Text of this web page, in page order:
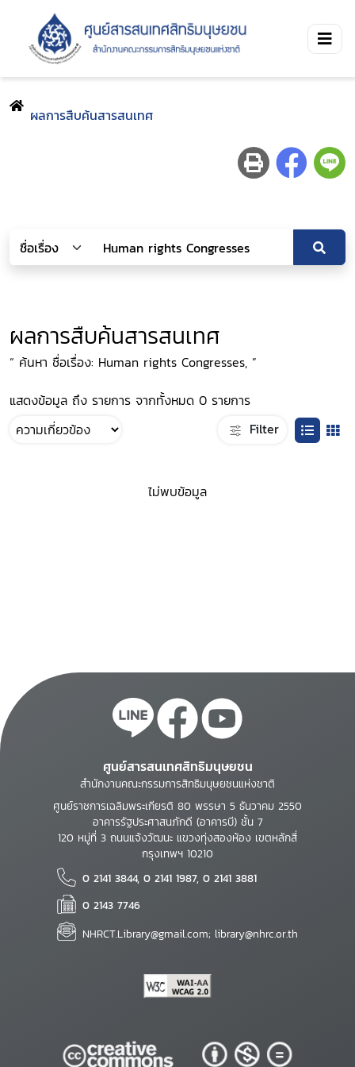
ผลการสืบค้นสารสนเทศ
ผลการสืบค้นสารสนเทศ
“ ค้นหา ชื่อเรื่อง: Human rights Congresses, ”
แสดงข้อมูล ถึง รายการ จากทั้งหมด 0 รายการ
Filter
ไม่พบข้อมูล
ศูนย์สารสนเทศสิทธิมนุษยชน
สำนักงานคณะกรรมการสิทธิมนุษยชนแห่งชาติ
ศูนย์ราชการเฉลิมพระเกียรติ 80 พรรษา 5 ธันวาคม 2550
อาคารรัฐประศาสนภักดี (อาคารบี) ชั้น 7
120 หมู่ที่ 3 ถนนแจ้งวัฒนะ แขวงทุ่งสองห้อง เขตหลักสี่
กรุงเทพฯ 10210
0 2141 3844, 0 2141 1987, 0 2141 3881
0 2143 7746
NHRCT.Library@gmail.com; library@nhrc.or.th